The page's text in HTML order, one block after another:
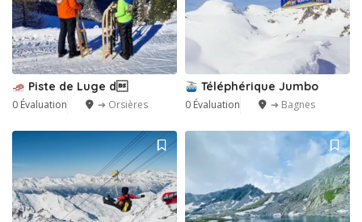
Piste de Luge d
0 Évaluation ➔ Orsières
Téléphérique Jumbo
0 Évaluation ➔ Bagnes